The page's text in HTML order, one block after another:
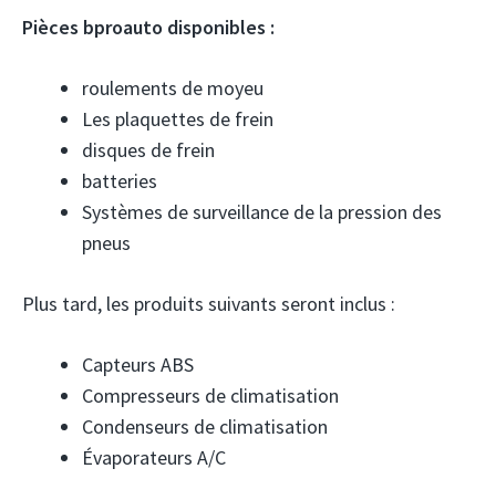
Pièces bproauto disponibles :
roulements de moyeu
Les plaquettes de frein
disques de frein
batteries
Systèmes de surveillance de la pression des
pneus
Plus tard, les produits suivants seront inclus :
Capteurs ABS
Compresseurs de climatisation
Condenseurs de climatisation
Évaporateurs A/C